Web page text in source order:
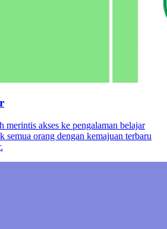
merintis akses ke pengalaman belajar
semua orang dengan kemajuan terbaru